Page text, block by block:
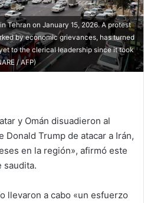
Tehran on January 15, 2026. A protest
by economic grievances, has turned
to the clerical leadership since it took
/ AFP)
y Omán disuadieron al
Trump de atacar a Irán,
en la región», afirmó este
saudita.
llevaron a cabo «un esfuerzo